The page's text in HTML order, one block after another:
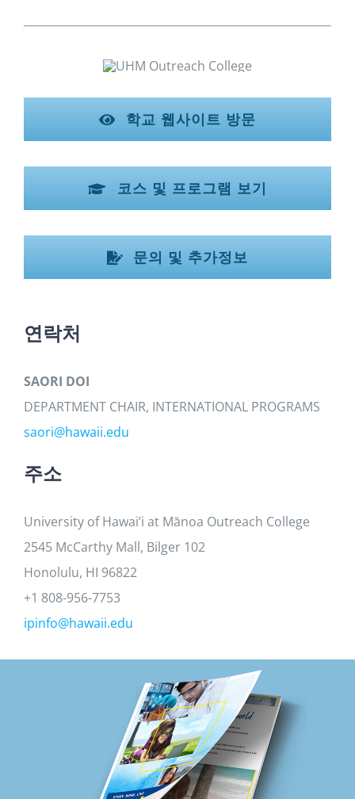
학교 웹사이트 방문
코스 및 프로그램 보기
문의 및 추가정보
연락처
SAORI DOI
DEPARTMENT CHAIR, INTERNATIONAL PROGRAMS
saori@hawaii.edu
주소
University of Hawai’i at Mānoa Outreach College
2545 McCarthy Mall, Bilger 102
Honolulu, HI 96822
+1 808-956-7753
ipinfo@hawaii.edu